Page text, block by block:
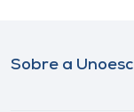
Sobre a Unoesc